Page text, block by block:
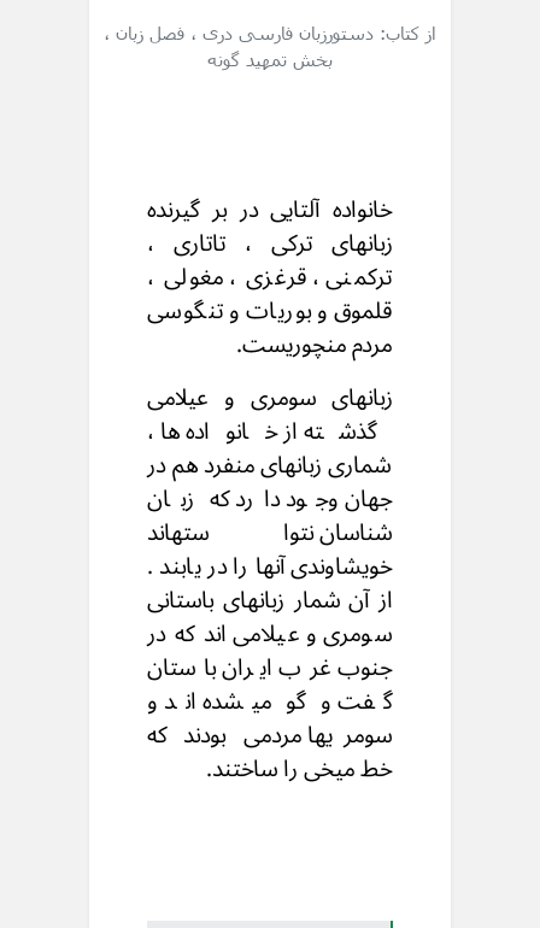
از کتاب: دستورزبان فارسی دری ، فصل زبان ،
بخش تمهید گونه
خانواده آلتایی در بر گیرنده
زبانهای ترکی ، تاتاری ،
ترکمنی ، قرغزی ، مغولی ،
قلموق و بوریات و تنگوسی
مردم منچوریست.
زبانهای سومری و عیلامی
گذشته از خانواده ها ،
شماری زبانهای منفرد هم در
جهان وجود دارد که زبان
شناسان نتواستهاند
خویشاوندی آنها را در یابند .
از آن شمار زبانهای باستانی
سومری و عیلامی اند که در
جنوب غرب ایران باستان
گفت و گو میشده اند و
سومریها مردمی بودند که
خط میخی را ساختند.